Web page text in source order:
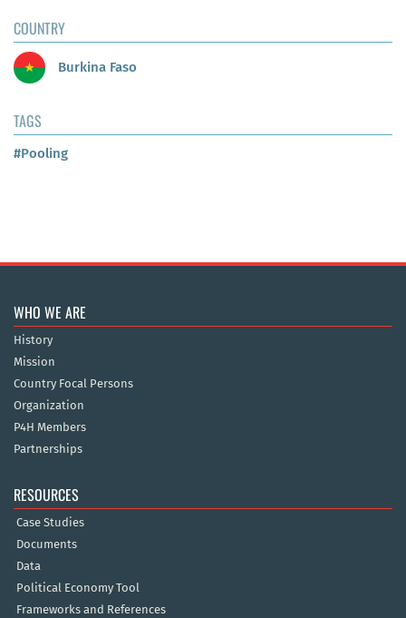
COUNTRY
Burkina Faso
TAGS
#Pooling
WHO WE ARE
History
Mission
Country Focal Persons
Organization
P4H Members
Partnerships
RESOURCES
Case Studies
Documents
Data
Political Economy Tool
Frameworks and References